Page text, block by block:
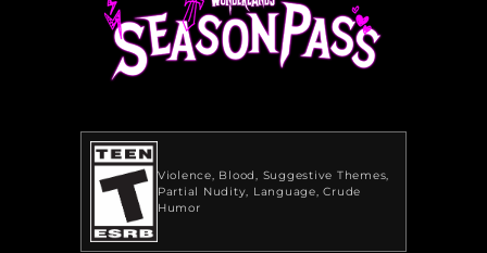
Violence Blood Suggestive Themes
Partial Nudity Language Crude
Humor